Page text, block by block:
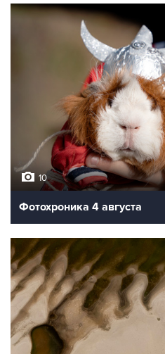
10
Фотохроника 4 августа